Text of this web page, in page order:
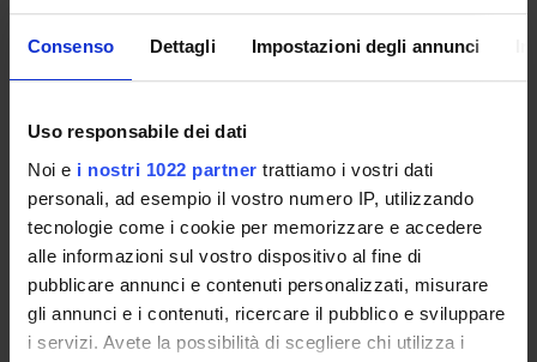
Consenso Dettagli Impostazioni degli annunci
Uso responsabile dei dati
Noi e i nostri 1022 partner trattiamo i vostri dati
personali, ad esempio il vostro numero IP, utilizzando
tecnologie come i cookie per memorizzare e accedere
alle informazioni sul vostro dispositivo al fine di
pubblicare annunci e contenuti personalizzati, misurare
gli annunci e i contenuti, ricercare il pubblico e sviluppare
i servizi. Avete la possibilità di scegliere chi utilizza i
GOVERNANCE
COMMISSIONI
UFFICI E STRUTTURE DI SERVIZIO
SERVIZI DI SEGRETERIA STUDENTI